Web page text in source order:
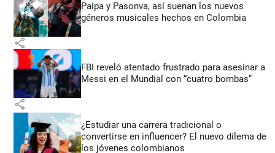
Paipa y Pasonva, así suenan los nuevos
géneros musicales hechos en Colombia
share
FBI reveló atentado frustrado para asesinar a
Messi en el Mundial con “cuatro bombas”
share
¿Estudiar una carrera tradicional o
convertirse en influencer? El nuevo dilema de
los jóvenes colombianos